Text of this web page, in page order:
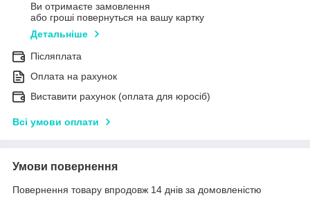
Ви отримаєте замовлення
або гроші повернуться на вашу картку
Детальніше
Післяплата
Оплата на рахунок
Виставити рахунок (оплата для юросіб)
Всі умови оплати
Умови повернення
Повернення товару впродовж 14 днів за домовленістю